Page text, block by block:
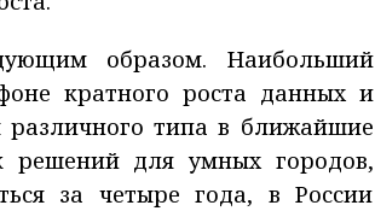
образом. Наибольший
кратного роста данных и
типа в ближайшие
решений для умных городов,
за четыре года, в России